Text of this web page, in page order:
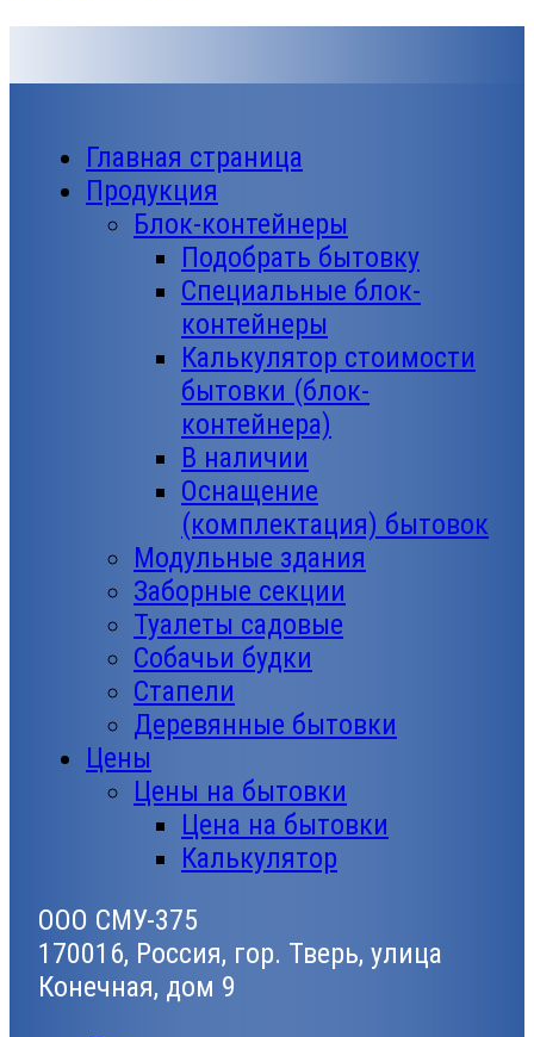
Главная страница
Продукция
Блок-контейнеры
Подобрать бытовку
Специальные блок-
контейнеры
Калькулятор стоимости
бытовки (блок-
контейнера)
В наличии
Оснащение
(комплектация) бытовок
Модульные здания
Заборные секции
Туалеты садовые
Собачьи будки
Стапели
Деревянные бытовки
Цены
Цены на бытовки
Цена на бытовки
Калькулятор
ООО СМУ-375
170016, Россия, гор. Тверь, улица
Конечная, дом 9